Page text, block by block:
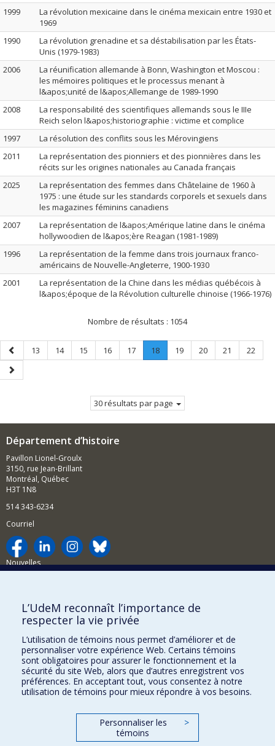
1999
La révolution mexicaine dans le cinéma mexicain entre 1930 et
1969
1990
La révolution grenadine et sa déstabilisation par les États-
Unis (1979-1983)
2006
La réunification allemande à Bonn, Washington et Moscou :
les mémoires politiques et le processus menant à
l&apos;unité de l&apos;Allemange de 1989-1990
2008
La responsabilité des scientifiques allemands sous le IIIe
Reich selon l&apos;historiographie : victime et complice
1997
La résolution des conflits sous les Mérovingiens
2011
La représentation des pionniers et des pionnières dans les
récits sur les origines nationales au Canada français
2025
La représentation des femmes dans Châtelaine de 1960 à
1975 : une étude sur les standards corporels et sexuels dans
les magazines féminins canadiens
2007
La représentation de l&apos;Amérique latine dans le cinéma
hollywoodien de l&apos;ère Reagan (1981-1989)
1996
La représentation de la femme dans trois journaux franco-
américains de Nouvelle-Angleterre, 1900-1930
2001
La représentation de la Chine dans les médias québécois à
l&apos;époque de la Révolution culturelle chinoise (1966-1976)
Nombre de résultats : 1054
Page
précédente
Page
13 Page
14 Page
15 Page
16 Page
17 Page
18.
Page
Page
19 Page
20 Page
21 Page
22
Page
suivante
30 résultats par page
Département d’histoire
Pavillon Lionel-Groulx
3150, rue Jean-Brillant
Montréal, Québec
H3T 1N8
514 343-6234
Courriel
Nouvelles
Comment soutenir le Département?
BESOIN D'AIDE?
Plan du site
Signaler une erreur
Accessibilité
FACULTÉ DES ARTS ET DES SCIENCES
Nos départements et écoles
L’UdeM reconnaît l’importance de
respecter la vie privée
L’utilisation de témoins nous permet d’améliorer et de
personnaliser votre expérience Web. Certains témoins
sont obligatoires pour assurer le fonctionnement et la
sécurité du site Web, alors que d’autres enregistrent vos
préférences. En acceptant tout, vous consentez à notre
utilisation de témoins pour mieux répondre à vos besoins.
Personnaliser les
témoins
>